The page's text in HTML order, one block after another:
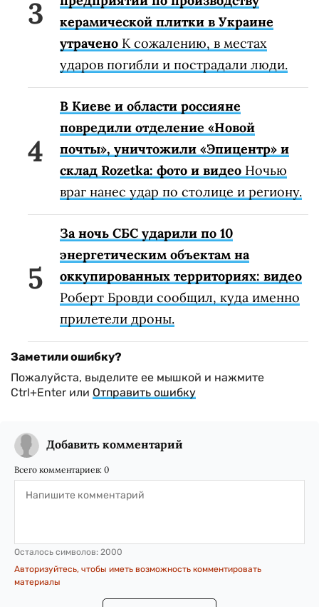
керамической плитки в Украине
утрачено К сожалению, в местах
ударов погибли и пострадали люди.
В Киеве и области россияне
повредили отделение «Новой
почты», уничтожили «Эпицентр» и
склад Rozetka: фото и видео Ночью
враг нанес удар по столице и региону.
За ночь СБС ударили по 10
энергетическим объектам на
оккупированных территориях: видео
Роберт Бровди сообщил, куда именно
прилетели дроны.
Заметили ошибку?
Пожалуйста, выделите ее мышкой и нажмите
Ctrl+Enter или Отправить ошибку
Добавить комментарий
Всего комментариев: 0
Осталось символов: 2000
Авторизуйтесь, чтобы иметь возможность комментировать
материалы